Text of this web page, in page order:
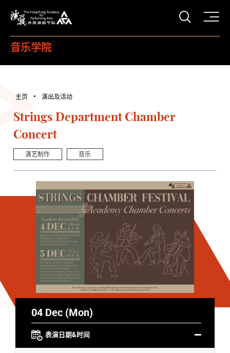
打开
音乐学院
主页 演出及活动
Strings Department Chamber
Concert
演艺制作 音乐
04 Dec (Mon)
表演日期&时间